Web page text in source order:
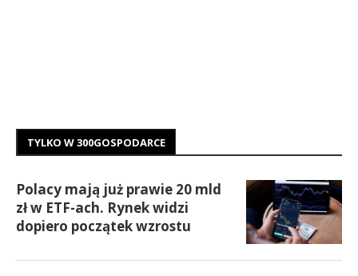
TYLKO W 300GOSPODARCE
Polacy mają już prawie 20 mld
zł w ETF-ach. Rynek widzi
dopiero początek wzrostu